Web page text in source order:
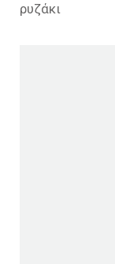
ρυζάκι